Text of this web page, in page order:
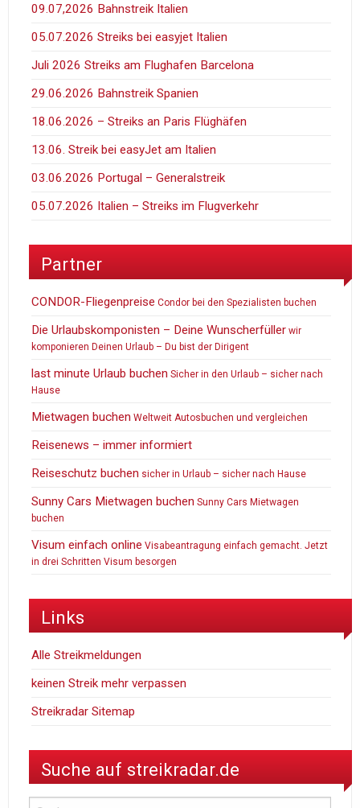
09.07,2026 Bahnstreik Italien
05.07.2026 Streiks bei easyjet Italien
Juli 2026 Streiks am Flughafen Barcelona
29.06.2026 Bahnstreik Spanien
18.06.2026 – Streiks an Paris Flüghäfen
13.06. Streik bei easyJet am Italien
03.06.2026 Portugal – Generalstreik
05.07.2026 Italien – Streiks im Flugverkehr
Partner
CONDOR-Fliegenpreise Condor bei den Spezialisten buchen
Die Urlaubskomponisten – Deine Wunscherfüller wir
komponieren Deinen Urlaub – Du bist der Dirigent
last minute Urlaub buchen Sicher in den Urlaub – sicher nach
Hause
Mietwagen buchen Weltweit Autosbuchen und vergleichen
Reisenews – immer informiert
Reiseschutz buchen sicher in Urlaub – sicher nach Hause
Sunny Cars Mietwagen buchen Sunny Cars Mietwagen
buchen
Visum einfach online Visabeantragung einfach gemacht. Jetzt
in drei Schritten Visum besorgen
Links
Alle Streikmeldungen
keinen Streik mehr verpassen
Streikradar Sitemap
Suche auf streikradar.de